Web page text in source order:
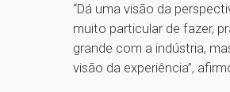
“Dá uma visão da
muito particular de fazer,
grande com a indústria,
visão da experiência”,